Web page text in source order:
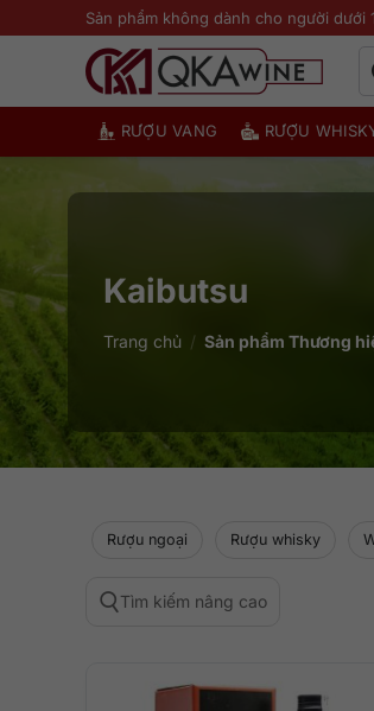
qua
Sản phẩm không dành cho người dưới
RƯỢU VANG RƯỢU
Kaibutsu
Trang chủ / Sản phẩm Thương
Rượu ngoại Rượu whisky
Tìm kiếm nâng cao